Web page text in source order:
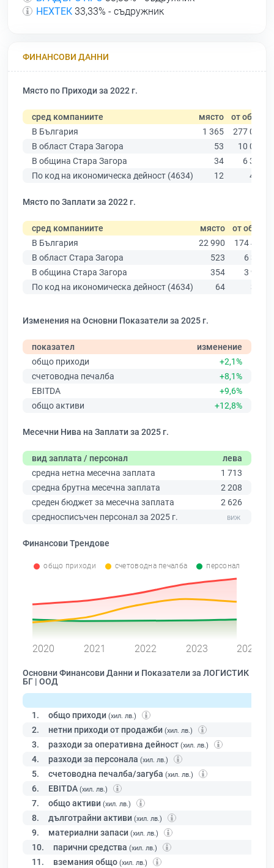
НЕХТЕК 33,33% - съдружник
ФИНАНСОВИ ДАННИ
Място по Приходи за 2022 г.
сред компаниите място от общо
В България
1 365
277 019
В област Стара Загора
53
10 079
В община Стара Загора
34
6 309
По код на икономическа дейност (4634)
12 493
Място по Заплати за 2022 г.
сред компаниите място от общо
В България
22 990
174 403
В област Стара Загора
523
6 394
В община Стара Загора
354
3 960
По код на икономическа дейност (4634)
64 358
Изменения на Основни Показатели за 2025 г.
показател
изменение
общо приходи
+2,1%
счетоводна печалба
+8,1%
EBITDA
+9,6%
общо активи
+12,8%
Месечни Нива на Заплати за 2025 г.
вид заплата / персонал
лева
средна нетна месечна заплата
1 713
средна брутна месечна заплата
2 208
среден бюджет за месечна заплата
2 626
средносписъчен персонал за 2025 г.
Финансови Трендове
общо приходи счетоводна печалба персонал
2020 2021 2022 2023 2024
Основни Финансови Данни и Показатели за ЛОГИСТИК
БГ | ООД
1. общо приходи (хил. лв.)
2. нетни приходи от продажби (хил. лв.)
3. разходи за оперативна дейност (хил. лв.)
4. разходи за персонала (хил. лв.)
5. счетоводна печалба/загуба (хил. лв.)
6. EBITDA (хил. лв.)
7. общо активи (хил. лв.)
8. дълготрайни активи (хил. лв.)
9. материални запаси (хил. лв.)
10. парични средства (хил. лв.)
11. вземания общо (хил. лв.)